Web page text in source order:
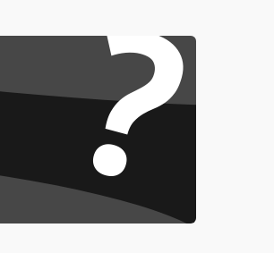
Подробнее →
Подробнее →
Подробнее →
?